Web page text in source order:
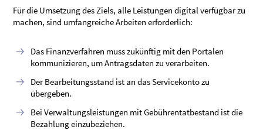
Für die Umsetzung des Ziels, alle Leistungen digital verfügbar zu
machen, sind umfangreiche Arbeiten erforderlich:
Das Finanzverfahren muss zukünftig mit den Portalen
kommunizieren, um Antragsdaten zu verarbeiten.
Der Bearbeitungsstand ist an das Servicekonto zu
übergeben.
Bei Verwaltungsleistungen mit Gebührentatbestand ist die
Bezahlung einzubeziehen.